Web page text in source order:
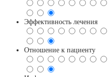
Эффективность лечения
Отношение к пациенту